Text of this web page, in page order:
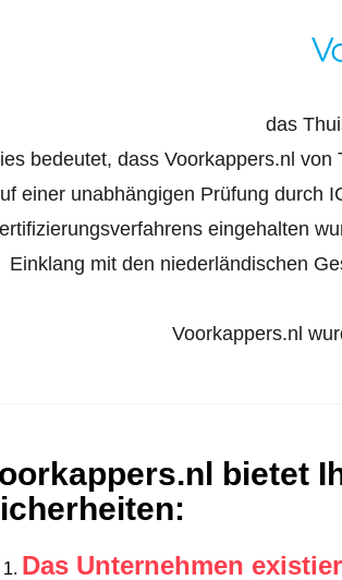
das
bedeutet, dass Voorkappers.nl
einer unabhängigen Prüfung durch
eingehalten
Einklang mit den niederländischen
Voorkappers.nl
bietet
:
Das Unternehmen